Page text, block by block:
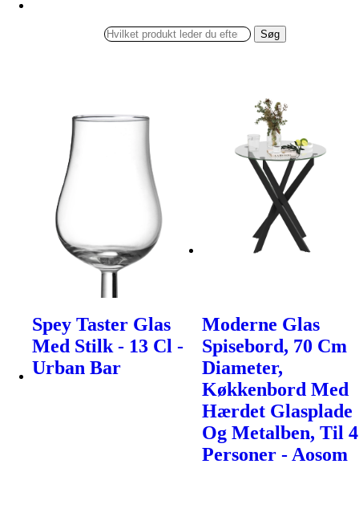
Søg
Spey Taster Glas
Med Stilk - 13 Cl -
Urban Bar
Moderne Glas
Spisebord, 70 Cm
Diameter,
Køkkenbord Med
Hærdet Glasplade
Og Metalben, Til 4
Personer - Aosom